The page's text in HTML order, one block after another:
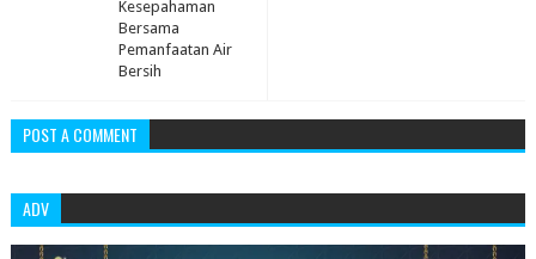
Kesepahaman
Bersama
Pemanfaatan Air
Bersih
POST A COMMENT
ADV